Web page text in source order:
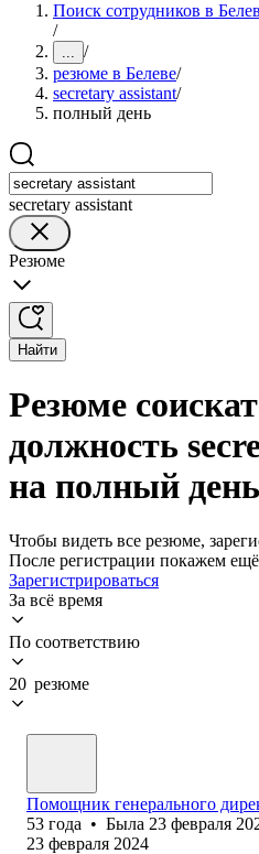
Поиск сотрудников в
/
... /
резюме в Белеве/
secretary assistant/
полный день
secretary assistant
Резюме
Найти
Резюме
должность
на полный
Чтобы видеть все резюме,
После регистрации покажем
Зарегистрироваться
За всё время
По соответствию
20 резюме
Помощник генерального
53 года • Была 23 февраля
23 февраля 2024